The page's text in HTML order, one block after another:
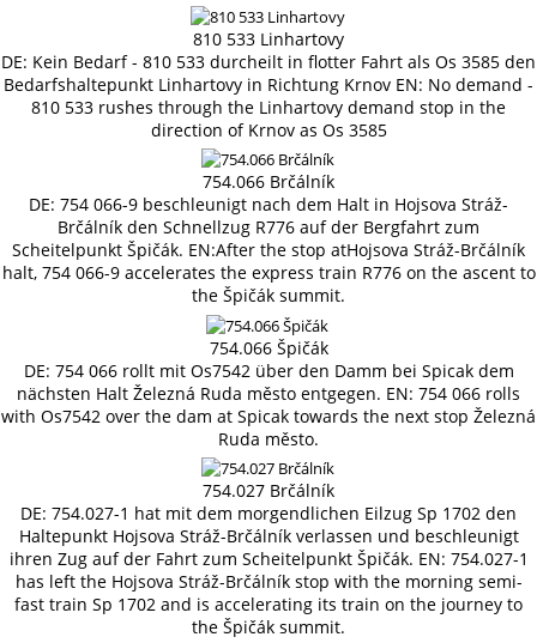
810 533 Linhartovy
DE: Kein Bedarf - 810 533 durcheilt in flotter Fahrt als Os 3585 den
Bedarfshaltepunkt Linhartovy in Richtung Krnov EN: No demand -
810 533 rushes through the Linhartovy demand stop in the
direction of Krnov as Os 3585
754.066 Brčálník
DE: 754 066-9 beschleunigt nach dem Halt in Hojsova Stráž-
Brčálník den Schnellzug R776 auf der Bergfahrt zum
Scheitelpunkt Špičák. EN:After the stop atHojsova Stráž-Brčálník
halt, 754 066-9 accelerates the express train R776 on the ascent to
the Špičák summit.
754.066 Špičák
DE: 754 066 rollt mit Os7542 über den Damm bei Spicak dem
nächsten Halt Železná Ruda město entgegen. EN: 754 066 rolls
with Os7542 over the dam at Spicak towards the next stop Železná
Ruda město.
754.027 Brčálník
DE: 754.027-1 hat mit dem morgendlichen Eilzug Sp 1702 den
Haltepunkt Hojsova Stráž-Brčálník verlassen und beschleunigt
ihren Zug auf der Fahrt zum Scheitelpunkt Špičák. EN: 754.027-1
has left the Hojsova Stráž-Brčálník stop with the morning semi-
fast train Sp 1702 and is accelerating its train on the journey to
the Špičák summit.